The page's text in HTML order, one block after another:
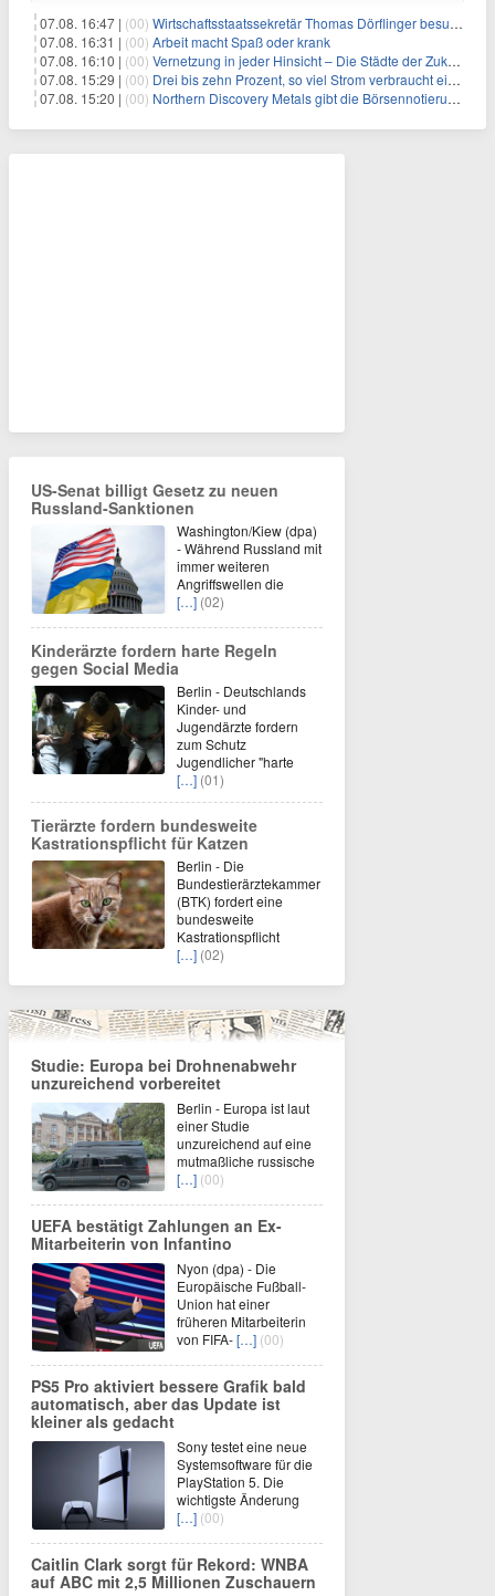
07.08. 16:47 | (00) Wirtschaftsstaatssekretär Thomas Dörflinger besucht Handwerksbetrieb im Kammerbezirk Freiburg
07.08. 16:31 | (00) Arbeit macht Spaß oder krank
07.08. 16:10 | (00) Vernetzung in jeder Hinsicht – Die Städte der Zukunft sind grün-blau
07.08. 15:29 | (00) Drei bis zehn Prozent, so viel Strom verbraucht ein Aufzug im Gebäude
07.08. 15:20 | (00) Northern Discovery Metals gibt die Börsennotierung an der Frankfurter Wertpapierbörse bekannt
US-Senat billigt Gesetz zu neuen
Russland-Sanktionen
Washington/Kiew (dpa)
- Während Russland mit
immer weiteren
Angriffswellen die
[…] (02)
Kinderärzte fordern harte Regeln
gegen Social Media
Berlin - Deutschlands
Kinder- und
Jugendärzte fordern
zum Schutz
Jugendlicher "harte
[…] (01)
Tierärzte fordern bundesweite
Kastrationspflicht für Katzen
Berlin - Die
Bundestierärztekammer
(BTK) fordert eine
bundesweite
Kastrationspflicht
[…] (02)
Studie: Europa bei Drohnenabwehr
unzureichend vorbereitet
Berlin - Europa ist laut
einer Studie
unzureichend auf eine
mutmaßliche russische
[…] (00)
UEFA bestätigt Zahlungen an Ex-
Mitarbeiterin von Infantino
Nyon (dpa) - Die
Europäische Fußball-
Union hat einer
früheren Mitarbeiterin
von FIFA-[…] (00)
PS5 Pro aktiviert bessere Grafik bald
automatisch, aber das Update ist
kleiner als gedacht
Sony testet eine neue
Systemsoftware für die
PlayStation 5. Die
wichtigste Änderung
[…] (00)
Caitlin Clark sorgt für Rekord: WNBA
auf ABC mit 2,5 Millionen Zuschauern